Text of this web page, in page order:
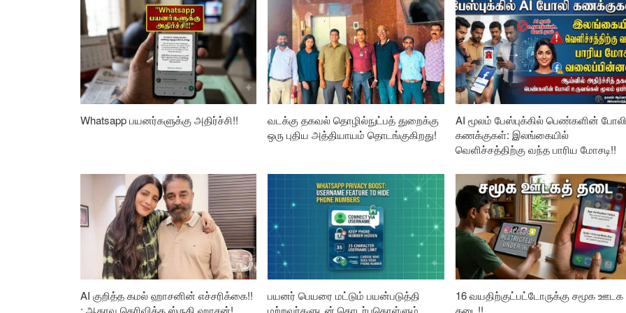
Whatsapp பயனர்களுக்கு அதிர்ச்சி!!
வடக்கு தகவல் தொழில்நுட்பத் துறைக்கு
ஒரு புதிய அத்தியாயம் தொடங்குகிறது!
AI மூலம் பேஸ்புக்கில் பெண்களின் போலி
கணக்குகள்: இலங்கையில்
வெளிச்சத்திற்கு வந்த பாரிய மோசடி!!
AI குறித்த கமல் ஹாசனின் எச்சரிக்கை!!
பயனர் பெயரை மட்டும் பயன்படுத்தி
16 வயதிற்குட்பட்டோருக்கு சமூக ஊடக